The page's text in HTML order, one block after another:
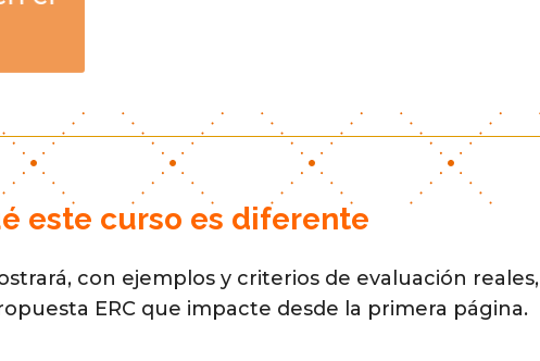
este curso es diferente
con ejemplos y criterios de evaluación reales,
ERC que impacte desde la primera página.